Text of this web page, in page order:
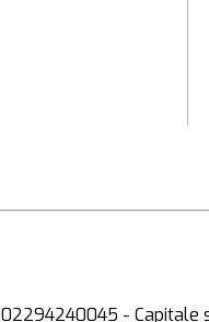
02294240045 - Capitale